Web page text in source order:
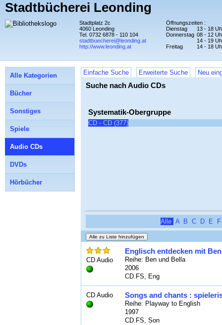
Stadtbücherei Leonding
Stadtplatz 2c
4060 Leonding
Tel. 0732 6878 - 110 104
stadtbuecherei@leonding.at
http://www.leonding.at
Öffnungszeiten :
Dienstag
13 - 18
Donnerstag 08 - 12
14 - 19
Freitag
14 - 18
Einfache Suche Erweiterte Suche Neu
Suche nach Audio CDs
Systematik-Obergruppe
CD - CD (377)
Alle A B C D E
CD Audio
Englisch entdecken mit
Reihe: Ben und Bella
2006
CD.FS, Eng
CD Audio Songs and chants :
Reihe: Playway to English
1997
CD.FS, Son
Alle Kategorien
Bücher
Sonstiges
Spiele
Audio CDs
DVDs
Hörbücher